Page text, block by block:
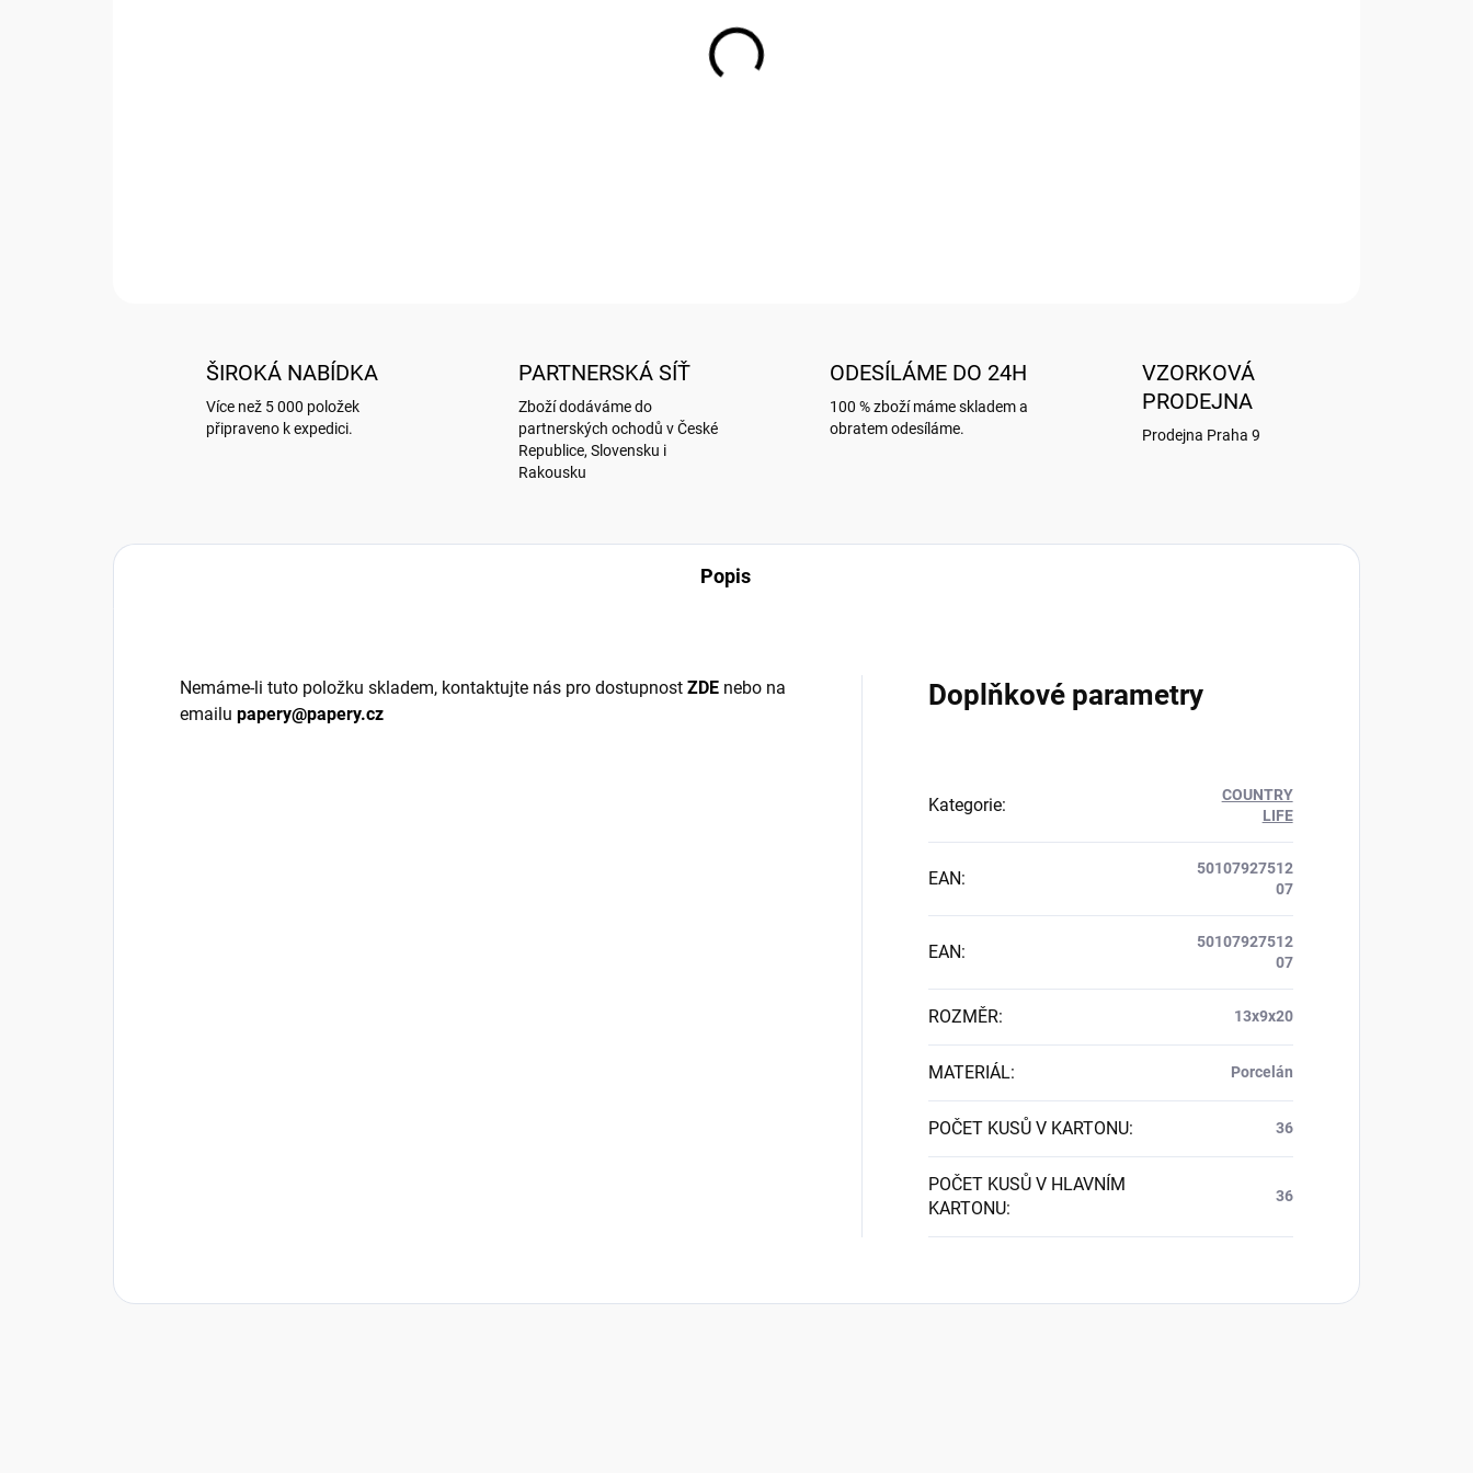
ŠIROKÁ NABÍDKA
Více než 5 000 položek
připraveno k expedici.
PARTNERSKÁ SÍŤ
Zboží dodáváme do
partnerských ochodů v České
Republice, Slovensku i
Rakousku
ODESÍLÁME DO 24H
100 % zboží máme skladem a
obratem odesíláme.
VZORKOVÁ
PRODEJNA
Prodejna Praha 9
Popis
Nemáme-li tuto položku skladem, kontaktujte nás pro dostupnost ZDE nebo na
emailu papery@papery.cz
Doplňkové parametry
Kategorie:
COUNTRY
LIFE
EAN:
50107927512
07
EAN:
50107927512
07
ROZMĚR: 13x9x20
MATERIÁL: Porcelán
POČET KUSŮ V KARTONU: 36
POČET KUSŮ V HLAVNÍM
KARTONU:
36